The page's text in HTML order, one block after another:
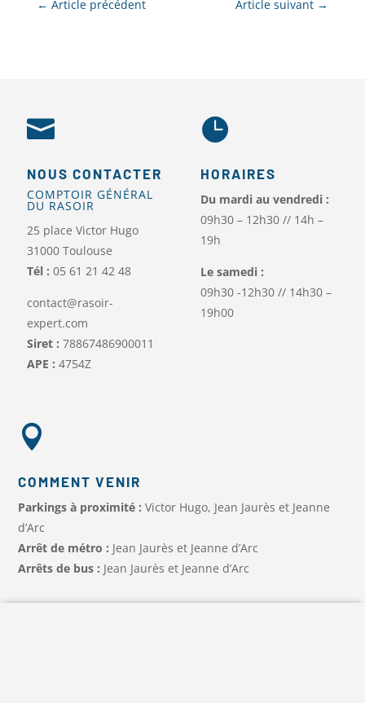
← Article précédent Article suivant →

NOUS CONTACTER
COMPTOIR GÉNÉRAL
DU RASOIR
25 place Victor Hugo
31000 Toulouse
Tél : 05 61 21 42 48
contact@rasoir-
expert.com
Siret : 78867486900011
APE : 4754Z

HORAIRES
Du mardi au vendredi :
09h30 – 12h30 // 14h –
19h
Le samedi :
09h30 -12h30 // 14h30 –
19h00

COMMENT VENIR
Parkings à proximité : Victor Hugo, Jean Jaurès et Jeanne
d’Arc
Arrêt de métro : Jean Jaurès et Jeanne d’Arc
Arrêts de bus : Jean Jaurès et Jeanne d’Arc